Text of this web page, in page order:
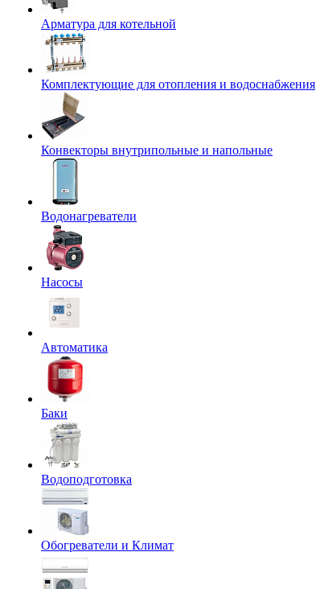
Арматура для котельной
Комплектующие для отопления и водоснабжения
Конвекторы внутрипольные и напольные
Водонагреватели
Насосы
Автоматика
Баки
Водоподготовка
Обогреватели и Климат